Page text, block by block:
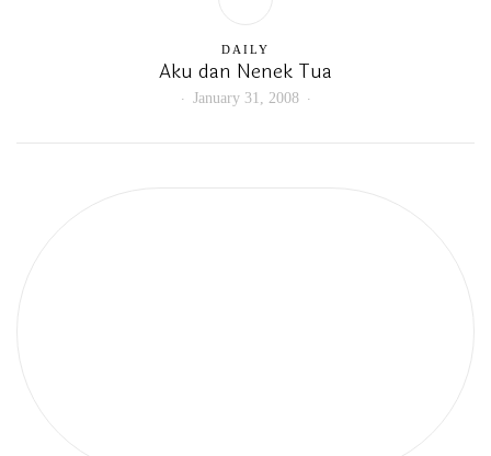
DAILY
Aku dan Nenek Tua
January 31, 2008